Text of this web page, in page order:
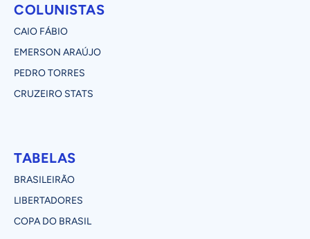
COLUNISTAS
CAIO FÁBIO
EMERSON ARAÚJO
PEDRO TORRES
CRUZEIRO STATS
TABELAS
BRASILEIRÃO
LIBERTADORES
COPA DO BRASIL